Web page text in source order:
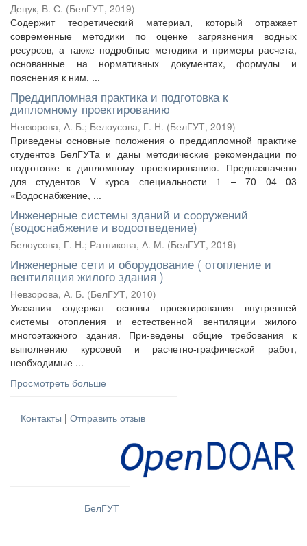
Децук, В. С. (БелГУТ, 2019)
Содержит теоретический материал, который отражает
современные методики по оценке загрязнения водных
ресурсов, а также подробные методики и примеры расчета,
основанные на нормативных документах, формулы и
пояснения к ним, ...
Преддипломная практика и подготовка к
дипломному проектированию
Невзорова, А. Б.; Белоусова, Г. Н. (БелГУТ, 2019)
Приведены основные положения о преддипломной практике
студентов БелГУТа и даны методические рекомендации по
подготовке к дипломному проектированию. Предназначено
для студентов V курса специальности 1 – 70 04 03
«Водоснабжение, ...
Инженерные системы зданий и сооружений
(водоснабжение и водоотведение)
Белоусова, Г. Н.; Ратникова, А. М. (БелГУТ, 2019)
Инженерные сети и оборудование ( отопление и
вентиляция жилого здания )
Невзорова, А. Б. (БелГУТ, 2010)
Указания содержат основы проектирования внутренней
системы отопления и естественной вентиляции жилого
многоэтажного здания. При-ведены общие требования к
выполнению курсовой и расчетно-графической работ,
необходимые ...
Просмотреть больше
Контакты | Отправить отзыв
БелГУТ